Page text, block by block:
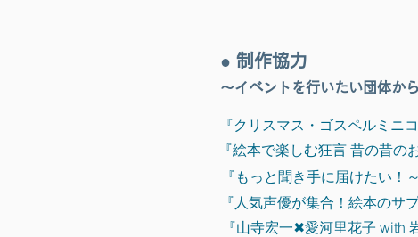
● 制作協力
〜イベントを行いたい団体か
『クリスマス・ゴスペルミニ
『絵本で楽しむ狂言 昔の昔の
『もっと聞き手に届けたい
『人気声優が集合！絵本のサ
『山寺宏一✖愛河里花子 with